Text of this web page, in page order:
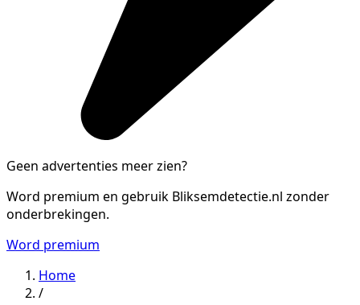
Geen advertenties meer zien?
Word premium en gebruik Bliksemdetectie.nl zonder
onderbrekingen.
Word premium
Home
/